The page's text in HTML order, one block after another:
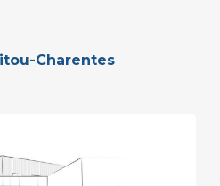
Charentes